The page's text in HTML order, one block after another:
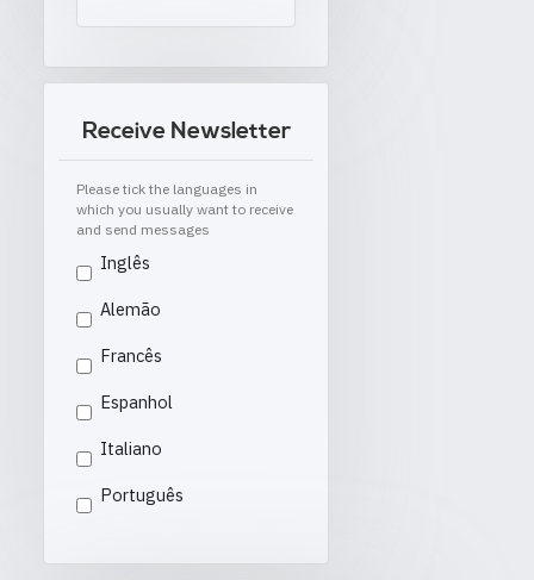
Receive Newsletter
Please tick the languages in
which you usually want to receive
and send messages
Inglês
Alemão
Francês
Espanhol
Italiano
Português